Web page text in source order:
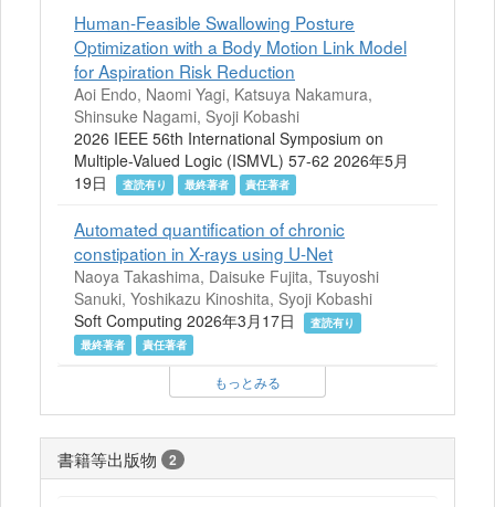
Human-Feasible Swallowing Posture
Optimization with a Body Motion Link Model
for Aspiration Risk Reduction
Aoi Endo, Naomi Yagi, Katsuya Nakamura,
Shinsuke Nagami, Syoji Kobashi
2026 IEEE 56th International Symposium on
Multiple-Valued Logic (ISMVL) 57-62 2026年5月
19日
査読有り 最終著者 責任著者
Automated quantification of chronic
constipation in X-rays using U-Net
Naoya Takashima, Daisuke Fujita, Tsuyoshi
Sanuki, Yoshikazu Kinoshita, Syoji Kobashi
Soft Computing 2026年3月17日
査読有り
最終著者
責任著者
もっとみる
書籍等出版物 2